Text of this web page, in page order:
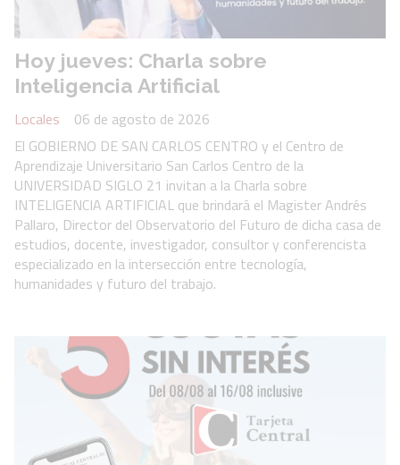
Hoy jueves: Charla sobre
Inteligencia Artificial
Locales
06 de agosto de 2026
El GOBIERNO DE SAN CARLOS CENTRO y el Centro de
Aprendizaje Universitario San Carlos Centro de la
UNIVERSIDAD SIGLO 21 invitan a la Charla sobre
INTELIGENCIA ARTIFICIAL que brindará el Magister Andrés
Pallaro, Director del Observatorio del Futuro de dicha casa de
estudios, docente, investigador, consultor y conferencista
especializado en la intersección entre tecnología,
humanidades y futuro del trabajo.